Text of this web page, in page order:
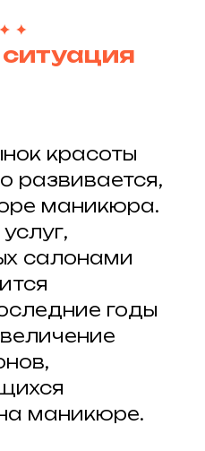
красоты
развивается,
маникюра.
салонами
годы
маникюре.